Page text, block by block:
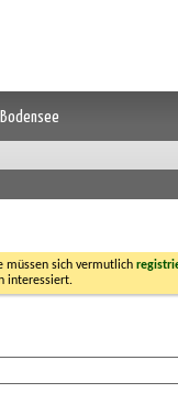
müssen sich vermutlich
interessiert.